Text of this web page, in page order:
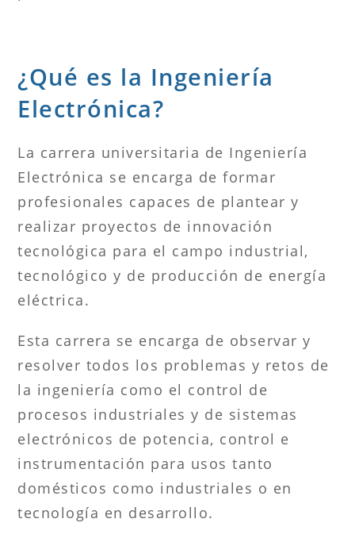
¿Qué es la Ingeniería
Electrónica?
La carrera universitaria de Ingeniería
Electrónica se encarga de formar
profesionales capaces de plantear y
realizar proyectos de innovación
tecnológica para el campo industrial,
tecnológico y de producción de energía
eléctrica.
Esta carrera se encarga de observar y
resolver todos los problemas y retos de
la ingeniería como el control de
procesos industriales y de sistemas
electrónicos de potencia, control e
instrumentación para usos tanto
domésticos como industriales o en
tecnología en desarrollo.